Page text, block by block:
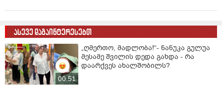
ასევე დაგაინტერესებთ
00:51
„ღმერთო, მადლობა!“- ნანუკა გულუა
მესამე შვილის დედა გახდა - რა
დაარქვეს ახალშობილს?